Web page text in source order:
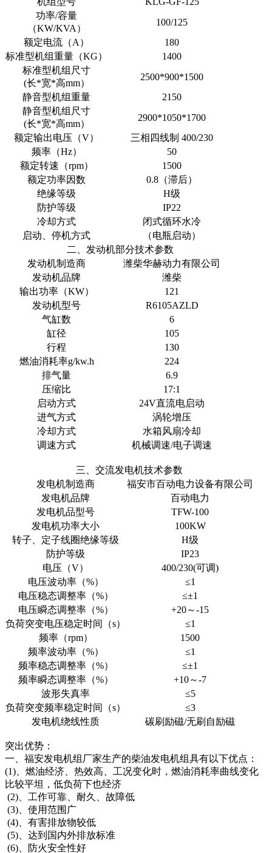
功率/容量
（KW/KVA）
100/125
额定电流（A）
180
标准型机组重量（KG）
1400
标准型机组尺寸
(长*宽*高mm）
2500*900*1500
静音型机组重量
2150
静音型机组尺寸
(长*宽*高mm）
2900*1050*1700
额定输出电压（V）
三相四线制 400/230
频率（Hz）
50
额定转速（rpm）
1500
额定功率因数
0.8（滞后）
绝缘等级
H级
防护等级
IP22
冷却方式
闭式循环水冷
启动、停机方式
（电瓶启动）
二、发动机部分技术参数
发动机制造商
潍柴华赫动力有限公司
发动机品牌
潍柴
输出功率（KW）
121
发动机型号
R6105AZLD
气缸数
6
缸径
105
行程
130
燃油消耗率g/kw.h
224
排气量
6.9
压缩比
17:1
启动方式
24V直流电启动
进气方式
涡轮增压
冷却方式
水箱风扇冷却
调速方式
机械调速/电子调速
三、交流发电机技术参数
发电机制造商
福安市百动电力设备有限公司
发电机品牌
百动电力
发电机品型号
TFW-100
发电机功率大小
100KW
转子、定子线圈绝缘等级
H级
防护等级
IP23
电压（V）
400/230(可调)
电压波动率（%）
≤1
电压稳态调整率（%）
≤±1
电压瞬态调整率（%）
+20～-15
负荷突变电压稳定时间（s）
≤1
频率（rpm）
1500
频率波动率（%）
≤1
频率稳态调整率（%）
≤±1
频率瞬态调整率（%）
+10～-7
波形失真率
≤5
负荷突变频率稳定时间（s）
≤3
发电机绕线性质
碳刷励磁/无刷自励磁
突出优势：
一、福安发电机组厂家生产的柴油发电机组具有以下优点：
(1)、燃油经济、热效高、工况变化时，燃油消耗率曲线变化
比较平坦，低负荷下也经济
(2)、工作可靠、耐久、故障低
(3)、使用范围广
(4)、有害排放物较低
(5)、达到国内外排放标准
(6)、防火安全性好